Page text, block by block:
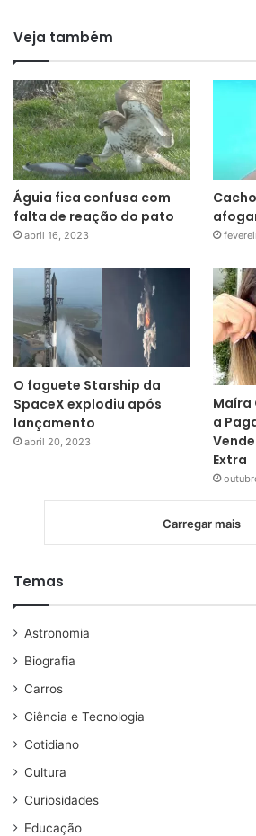
Veja também
Águia fica confusa com
falta de reação do pato
abril 16, 2023
O foguete Starship da
SpaceX explodiu após
lançamento
abril 20, 2023
Maíra
a
Extra
Carregar mais
Temas
Astronomia
Biografia
Carros
Ciência e Tecnologia
Cotidiano
Cultura
Curiosidades
Educação